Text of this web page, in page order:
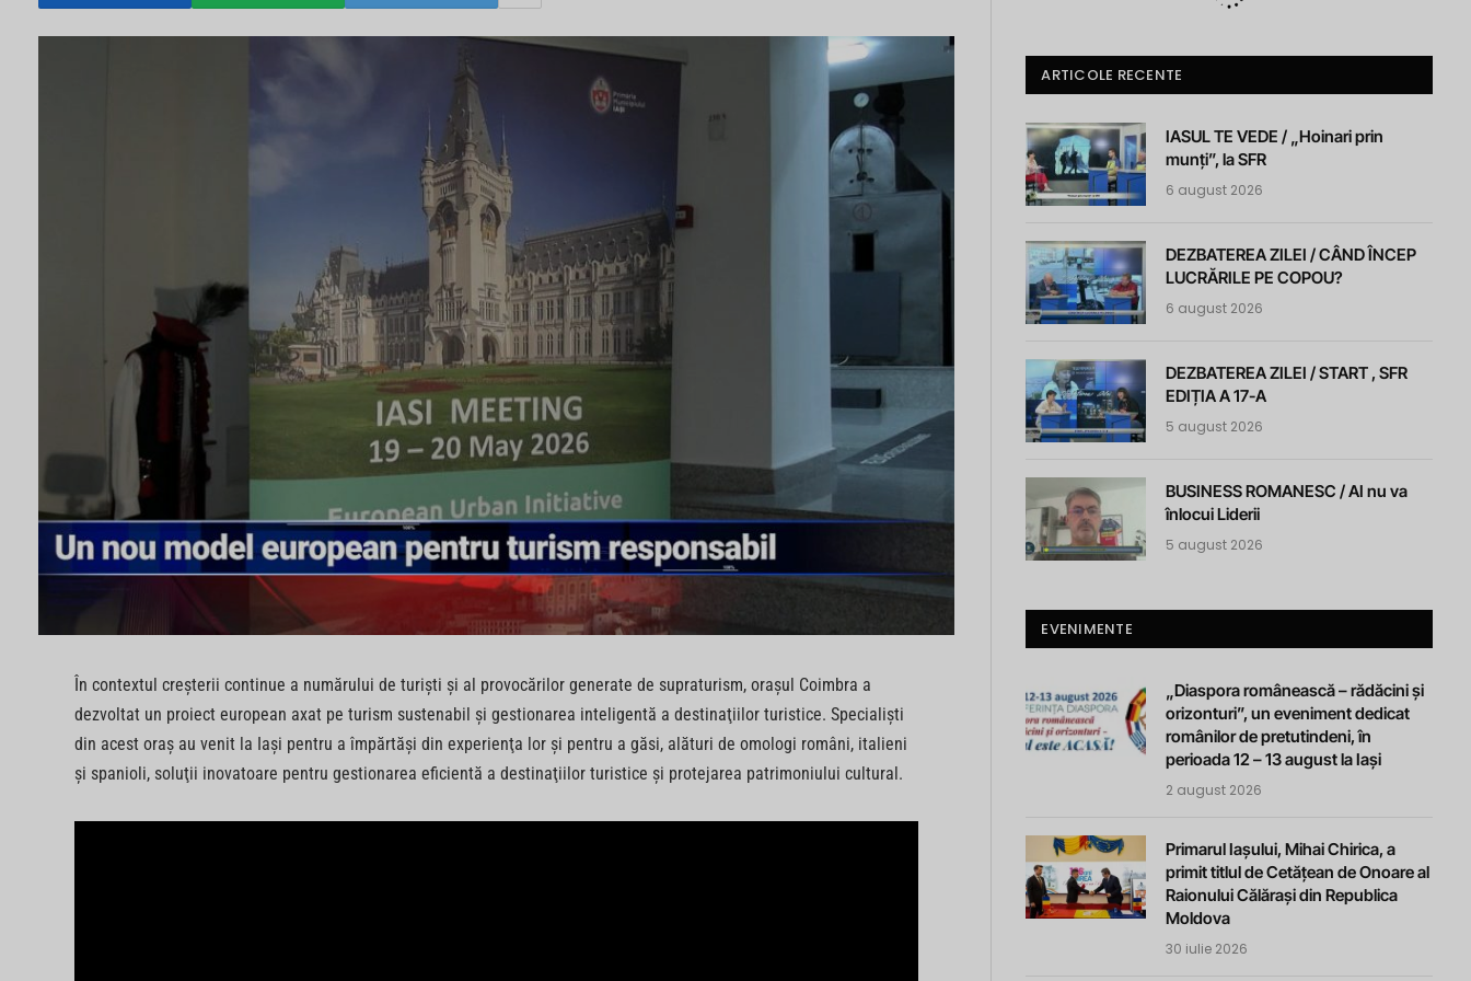
În contextul creşterii continue a numărului de turişti şi al provocărilor generate de supraturism, oraşul Coimbra a
dezvoltat un proiect european axat pe turism sustenabil şi gestionarea inteligentă a destinaţiilor turistice. Specialişti
din acest oraş au venit la Iaşi pentru a împărtăşi din experienţa lor şi pentru a găsi, alături de omologi români, italieni
şi spanioli, soluţii inovatoare pentru gestionarea eficientă a destinaţiilor turistice şi protejarea patrimoniului cultural.
ARTICOLE RECENTE
IASUL TE VEDE / „Hoinari prin
munți”, la SFR
6 august 2026
DEZBATEREA ZILEI / CÂND ÎNCEP
LUCRĂRILE PE COPOU?
6 august 2026
DEZBATEREA ZILEI / START , SFR
EDIȚIA A 17-A
5 august 2026
BUSINESS ROMANESC / AI nu va
înlocui Liderii
5 august 2026
EVENIMENTE
„Diaspora românească – rădăcini și
orizonturi”, un eveniment dedicat
românilor de pretutindeni, în
perioada 12 – 13 august la Iași
2 august 2026
Primarul Iașului, Mihai Chirica, a
primit titlul de Cetățean de Onoare al
Raionului Călărași din Republica
Moldova
30 iulie 2026